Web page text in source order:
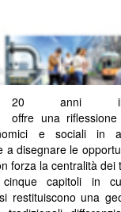
20
offre una
e sociali in
a disegnare le
forza la centralità dei
capitoli in
restituiscono una